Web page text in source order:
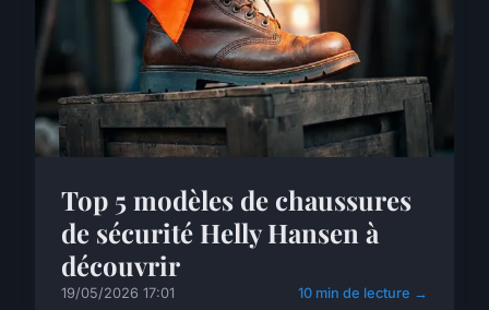
Top 5 modèles de chaussures
de sécurité Helly Hansen à
découvrir
19/05/2026 17:01 10 min de lecture →